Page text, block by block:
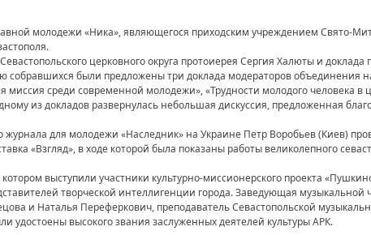
молодежи «Ника», являющегося приходским учреждением Свято-
церковного округа протоиерея Сергия Халюты и
были предложены три доклада модераторов объединения
среди современной молодежи», «Трудности молодого человека
из докладов развернулась небольшая дискуссия, предложенная
для молодежи «Наследник» на Украине Петр Воробьев (Киев)
«Взгляд», в ходе которой была показаны работы великолепного
выступили участники культурно-миссионерского проекта
творческой интеллигенции города. Заведующая музыкальной
и Наталья Переферкович, преподаватель Севастопольской
удостоены высокого звания заслуженных деятелей культуры АРК.